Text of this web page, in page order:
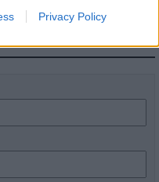
Privacy Policy